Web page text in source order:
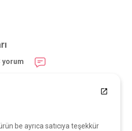
yorum
be ayrıca satıcıya teşekkür